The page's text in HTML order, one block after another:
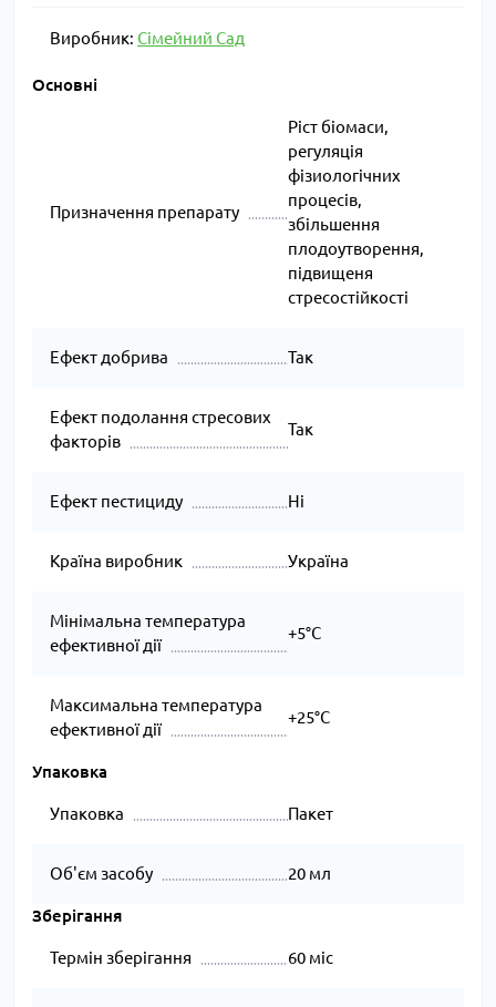
Виробник: Сімейний Сад
Основні
Призначення препарату
Ріст біомаси,
регуляція
фізиологічних
процесів,
збільшення
плодоутворення,
підвищеня
стресостійкості
Ефект добрива Так
Ефект подолання стресових
факторів
Так
Ефект пестициду Ні
Країна виробник Україна
Мінімальна температура
ефективної дії
+5°C
Максимальна температура
ефективної дії
+25°C
Упаковка
Упаковка Пакет
Об'єм засобу 20 мл
Зберігання
Термін зберігання 60 міс